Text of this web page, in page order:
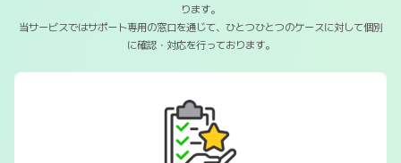
ります。
当サービスではサポート専用の窓口を通じて、ひとつひとつのケースに対して個別
に確認・対応を行っております。
SNSマートの保証対応について